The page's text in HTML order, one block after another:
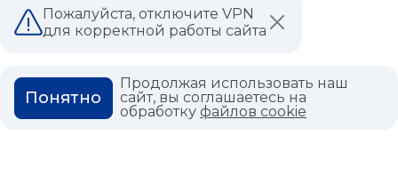
ГЛОССАРИЙ
Политика конфиденциальности
Политика использования cookies
Пожалуйста, отключите VPN
для корректной работы сайта
Продолжая использовать наш
сайт, вы соглашаетесь на
обработкуфайлов cookie
Понятно